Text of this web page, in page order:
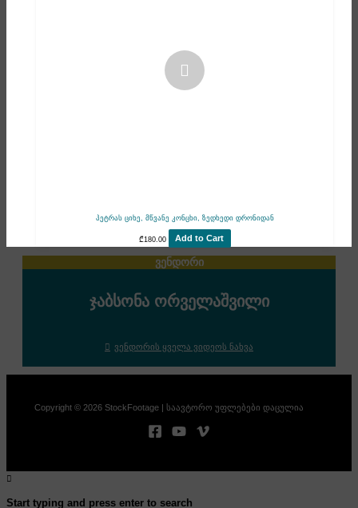
პეტრას ციხე, მწვანე კონცხი, ზედხედი დრონიდან
₾180.00 Add to Cart
ვენდორი
ჯაბსონა ორველაშვილი
ვენდორის ყველა ვიდეოს ნახვა
Copyright © 2026 StockFootage | საავტორო უფლებები დაცულია
Start typing and press enter to search